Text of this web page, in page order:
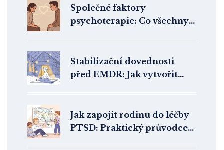
Společné faktory
psychoterapie: Co všechny
Stabilizační dovednosti
před EMDR: Jak vytvořit
Jak zapojit rodinu do léčby
PTSD: Praktický průvodce